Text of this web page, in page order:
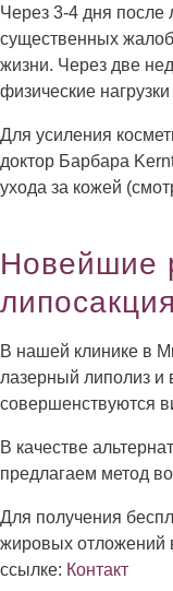
Через 3-4 дня после
существенных
жизни. Через две
физические
Для усиления
доктор Барбара
ухода за кожей
Новейшие
В нашей клинике в
лазерный липолиз и
совершенствуются
В качестве
предлагаем метод
Для получения
жировых отложений
ссылке: Контакт